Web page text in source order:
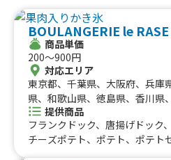
東海のケータリングカー
愛知県静岡県三重県岐阜県
中国のケータリングカー
鳥取県島根県岡山県広島県山口
四国のケータリングカー
徳島県香川県愛媛県高知県
九州のケータリングカー
#おにぎり
#ローストビーフ
#スムージー
#アイスクリーム
#クリームソーダ
#ケーキ
#クロッフル #モン
#フルーツジュース
#パン
#海鮮
#和菓子 #和食
#流行グルメ
#丼ぶり #
BOULANGERIE le RASE
商品単価
200〜900円
対応エリア
東京都、千葉県、大阪府、兵庫
県、和歌山県、徳島県、香川県
県、岐阜県、北海道、神奈川県
県、三重県、広島県、福岡県、
山梨県、新潟県、富山県、石川
提供商品
フランクドック、唐揚げドック
チーズポテト、ポテト、ポテト